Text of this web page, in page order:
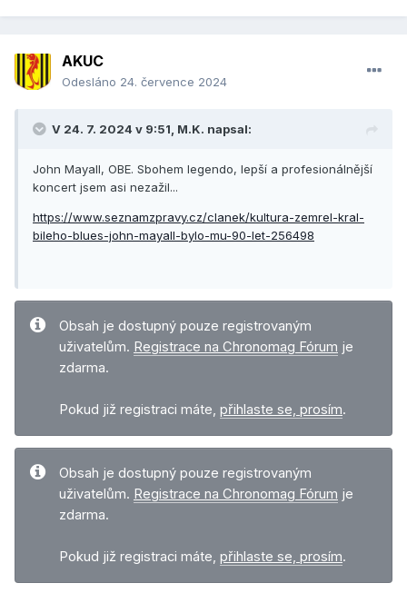
AKUC
Odesláno 24. července 2024
V 24. 7. 2024 v 9:51, M.K. napsal:
John Mayall, OBE. Sbohem legendo, lepší a profesionálnější
koncert jsem asi nezažil...
https://www.seznamzpravy.cz/clanek/kultura-zemrel-kral-
bileho-blues-john-mayall-bylo-mu-90-let-256498
Obsah je dostupný pouze registrovaným
uživatelům. Registrace na Chronomag Fórum je
zdarma.
Pokud již registraci máte, přihlaste se, prosím.
Obsah je dostupný pouze registrovaným
uživatelům. Registrace na Chronomag Fórum je
zdarma.
Pokud již registraci máte, přihlaste se, prosím.